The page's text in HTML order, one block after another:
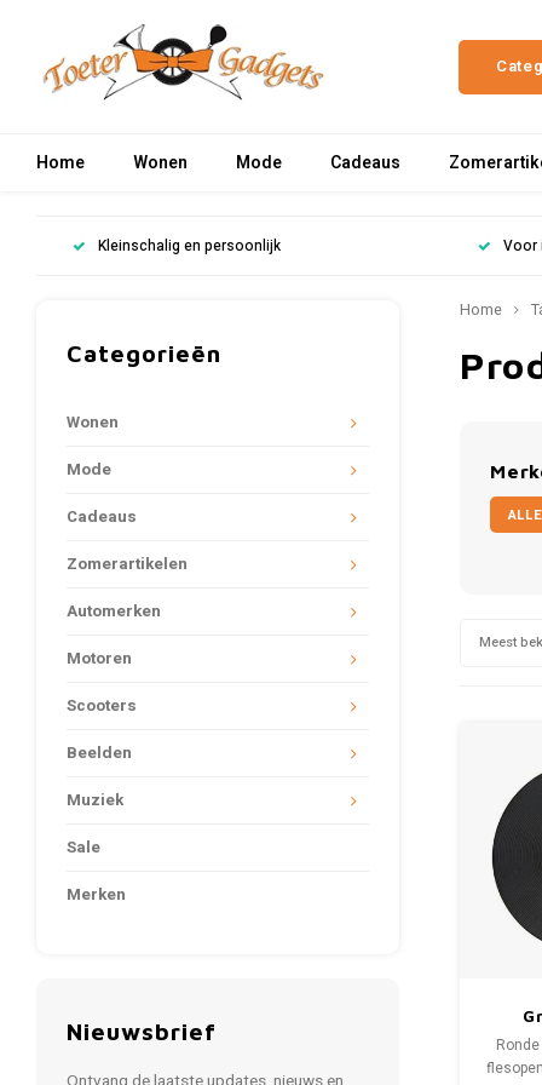
Home Wonen Mode Cadeaus
Kleinschalig en persoonlijk Voor
Categorieën
Wonen
Mode
Cadeaus
Zomerartikelen
Automerken
Motoren
Scooters
Beelden
Muziek
Sale
Merken
Nieuwsbrief
Home
Meest